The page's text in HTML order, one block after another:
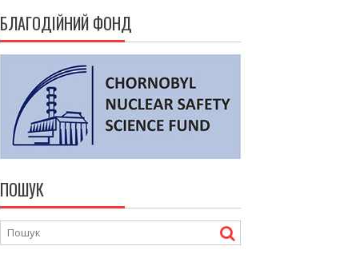
БЛАГОДІЙНИЙ ФОНД
ПОШУК